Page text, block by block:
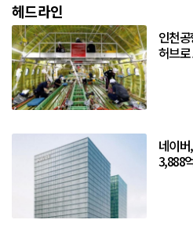
헤드라인
인천
허브
네이
3,888